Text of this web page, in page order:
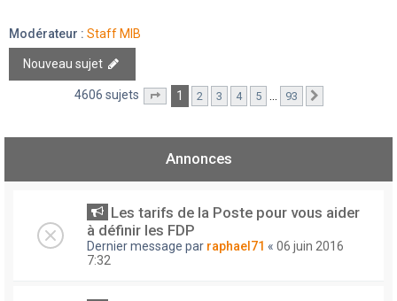
Modérateur : Staff MIB
Nouveau sujet
4606 sujets Page sur93
1 2 3 4 5 … 93
Annonces
Les tarifs de la Poste pour vous aider
à définir les FDP
Dernier message par raphael71 « 06 juin 2016
7:32